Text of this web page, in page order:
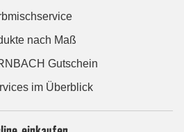
nach Maß
Gutschein
im Überblick